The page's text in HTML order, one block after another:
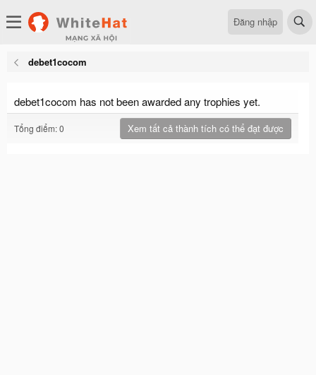
Đăng nhập
debet1cocom
debet1cocom has not been awarded any trophies yet.
Tổng điểm: 0 Xem tất cả thành tích có thể đạt được